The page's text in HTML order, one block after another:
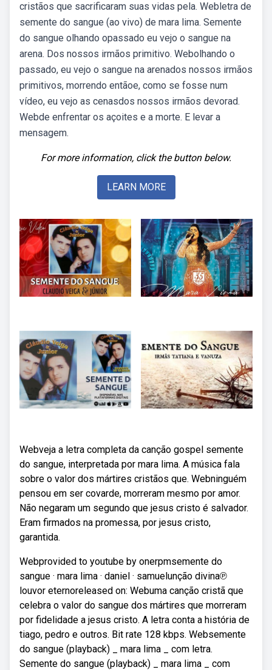
cristãos que sacrificaram suas vidas pela. Webletra de
semente do sangue (ao vivo) de mara lima. Semente
do sangue olhando opassado eu vejo o sangue na
arena. Dos nossos irmãos primitivo. Webolhando o
passado, eu vejo o sangue na arenados nossos irmãos
primitivos, morrendo entãoe, como se fosse num
vídeo, eu vejo as cenasdos nossos irmãos devorad.
Webde enfrentar os açoites e a morte. E levar a
mensagem.
For more information, click the button below.
LEARN MORE
Webveja a letra completa da canção gospel semente
do sangue, interpretada por mara lima. A música fala
sobre o valor dos mártires cristãos que. Webninguém
pensou em ser covarde, morreram mesmo por amor.
Não negaram um segundo que jesus cristo é salvador.
Eram firmados na promessa, por jesus cristo,
garantida.
Webprovided to youtube by onerpmsemente do
sangue · mara lima · daniel · samuelunção divina℗
louvor eternoreleased on: Webuma canção cristã que
celebra o valor do sangue dos mártires que morreram
por fidelidade a jesus cristo. A letra conta a história de
tiago, pedro e outros. Bit rate 128 kbps. Websemente
do sangue (playback) _ mara lima _ com letra.
Semente do sangue (playback) _ mara lima _ com